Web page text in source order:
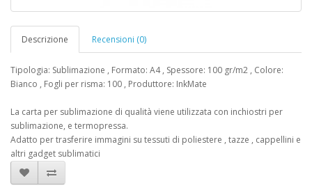
Descrizione Recensioni (0)
Tipologia: Sublimazione , Formato: A4 , Spessore: 100 gr/m2 , Colore:
Bianco , Fogli per risma: 100 , Produttore: InkMate
La carta per sublimazione di qualità viene utilizzata con inchiostri per
sublimazione, e termopressa.
Adatto per trasferire immagini su tessuti di poliestere , tazze , cappellini e
altri gadget sublimatici